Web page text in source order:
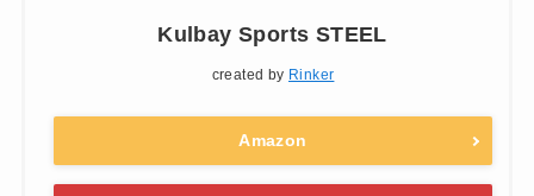
Kulbay Sports STEEL
created by Rinker
Amazon